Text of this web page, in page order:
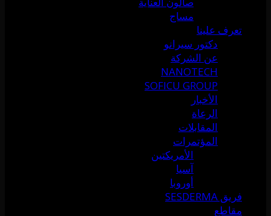
مساج
تعرف علينا
دكتور سيرانو
عن الشركة
NANOTECH
SOFICU GROUP
الأخبار
الرعاة
المقابلات
المؤتمرات
الأمريكتين
آسيا
أوروبا
فريق SESDERMA
مقاطع